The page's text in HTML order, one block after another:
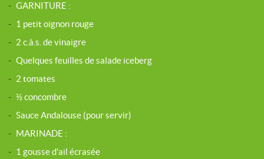
- GARNITURE :
- 1 petit oignon rouge
- 2 c.à.s. de vinaigre
- Quelques feuilles de salade iceberg
- 2 tomates
- ½ concombre
- Sauce Andalouse (pour servir)
- MARINADE :
- 1 gousse d'ail écrasée